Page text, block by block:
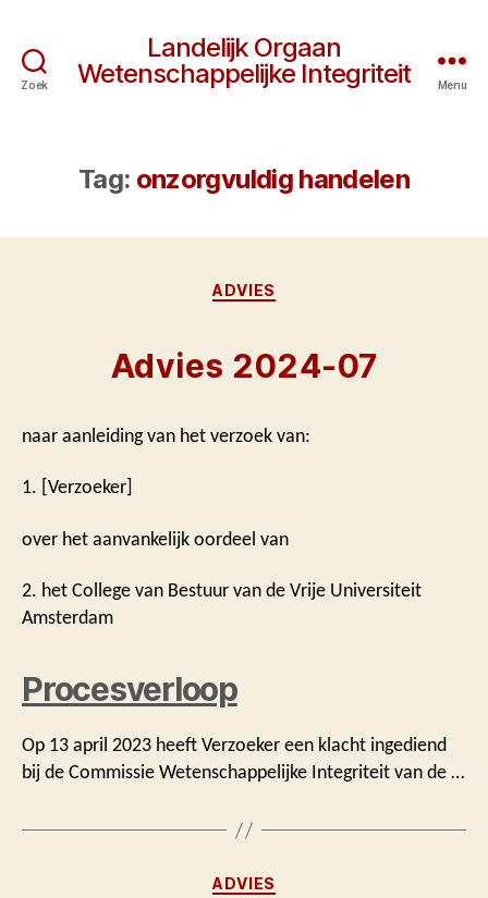
Zoek
Landelijk Orgaan
Wetenschappelijke Integriteit
Menu
Tag: onzorgvuldig handelen
Categorieën
ADVIES
Advies 2024-07
naar aanleiding van het verzoek van:
1. [Verzoeker]
over het aanvankelijk oordeel van
2. het College van Bestuur van de Vrije Universiteit
Amsterdam
Procesverloop
Op 13 april 2023 heeft Verzoeker een klacht ingediend
bij de Commissie Wetenschappelijke Integriteit van de …
Categorieën
ADVIES